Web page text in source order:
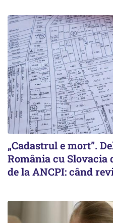
„Cadastrul e mort”.
România cu Slovacia
de la ANCPI: când